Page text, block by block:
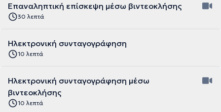
Επαναληπτική επίσκεψη μέσω βιντεοκλήσης
30 λεπτά
Ηλεκτρονική συνταγογράφηση
10 λεπτά
Ηλεκτρονική συνταγογράφηση μέσω
βιντεοκλήσης
10 λεπτά